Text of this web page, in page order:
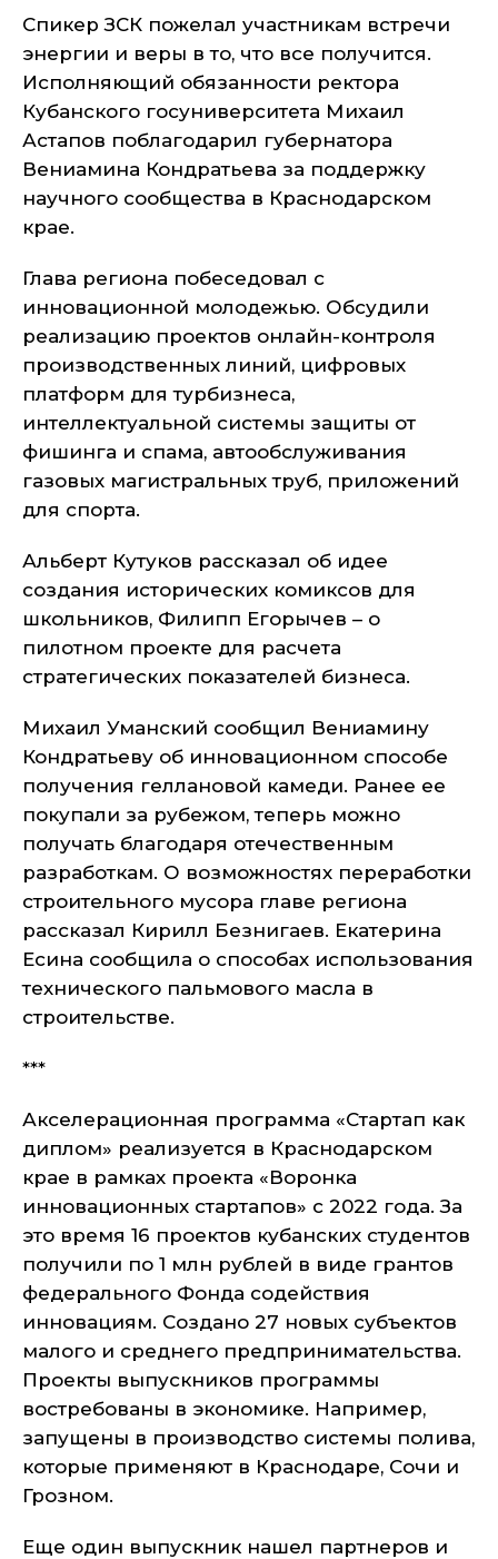
Спикер ЗСК пожелал участникам встречи
энергии и веры в то, что все получится.
Исполняющий обязанности ректора
Кубанского госуниверситета Михаил
Астапов поблагодарил губернатора
Вениамина Кондратьева за поддержку
научного сообщества в Краснодарском
крае.
Глава региона побеседовал с
инновационной молодежью. Обсудили
реализацию проектов онлайн-контроля
производственных линий, цифровых
платформ для турбизнеса,
интеллектуальной системы защиты от
фишинга и спама, автообслуживания
газовых магистральных труб, приложений
для спорта.
Альберт Кутуков рассказал об идее
создания исторических комиксов для
школьников, Филипп Егорычев – о
пилотном проекте для расчета
стратегических показателей бизнеса.
Михаил Уманский сообщил Вениамину
Кондратьеву об инновационном способе
получения геллановой камеди. Ранее ее
покупали за рубежом, теперь можно
получать благодаря отечественным
разработкам. О возможностях переработки
строительного мусора главе региона
рассказал Кирилл Безнигаев. Екатерина
Есина сообщила о способах использования
технического пальмового масла в
строительстве.
***
Акселерационная программа «Стартап как
диплом» реализуется в Краснодарском
крае в рамках проекта «Воронка
инновационных стартапов» с 2022 года. За
это время 16 проектов кубанских студентов
получили по 1 млн рублей в виде грантов
федерального Фонда содействия
инновациям. Создано 27 новых субъектов
малого и среднего предпринимательства.
Проекты выпускников программы
востребованы в экономике. Например,
запущены в производство системы полива,
которые применяют в Краснодаре, Сочи и
Грозном.
Еще один выпускник нашел партнеров и